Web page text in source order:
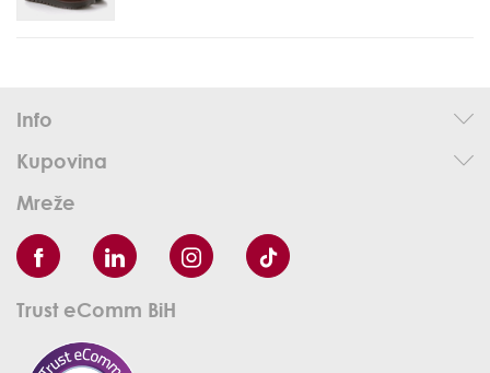
Info
Kupovina
Mreže
Trust eComm BiH